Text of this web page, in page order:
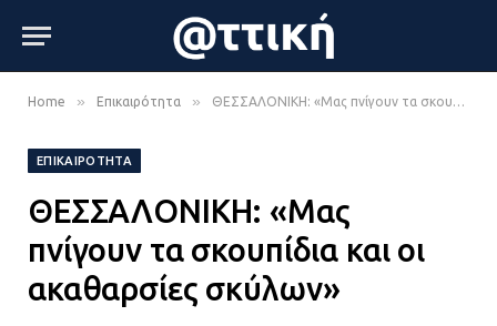
Home » Επικαιρότητα » ΘΕΣΣΑΛΟΝΙΚΗ: «Μας πνίγουν τα σκουπίδια και οι ακαθαρσίες σκύλων»
ΕΠΙΚΑΙΡΌΤΗΤΑ
ΘΕΣΣΑΛΟΝΙΚΗ: «Μας
πνίγουν τα σκουπίδια και οι
ακαθαρσίες σκύλων»